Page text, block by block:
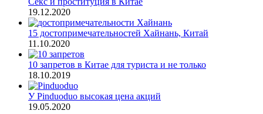
19.12.2020
15 достопримечательностей Хайнань, Китай
11.10.2020
10 запретов в Китае для туриста и не только
18.10.2019
У Pinduoduo высокая цена акций
19.05.2020